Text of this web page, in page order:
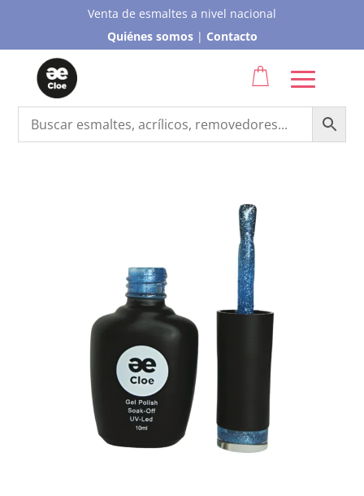
Venta de esmaltes a nivel nacional
Quiénes somos| Contacto